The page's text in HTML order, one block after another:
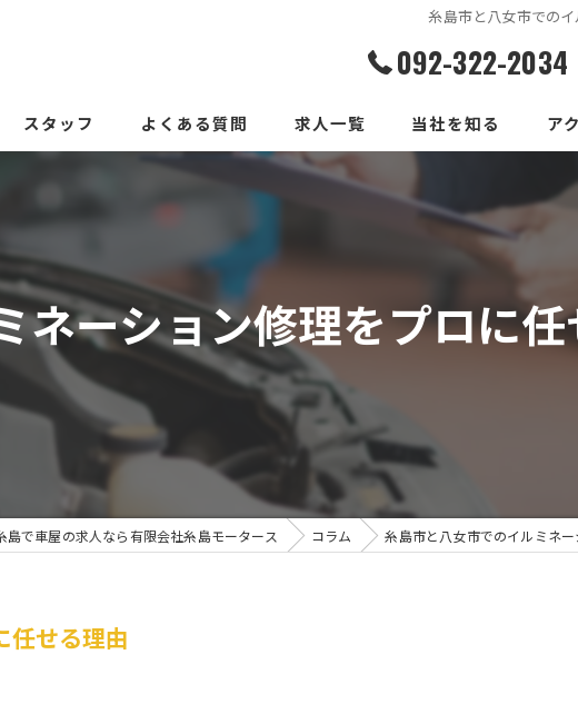
糸島市と八女市での
092-322-2034
スタッフ よくある質問 求人一覧 当社を知る
整備士
正社員
ア
ネーション修理をプロに
島で車屋の求人なら有限会社糸島モータース コラム 糸島市と八女市でのイルミネ
任せる理由